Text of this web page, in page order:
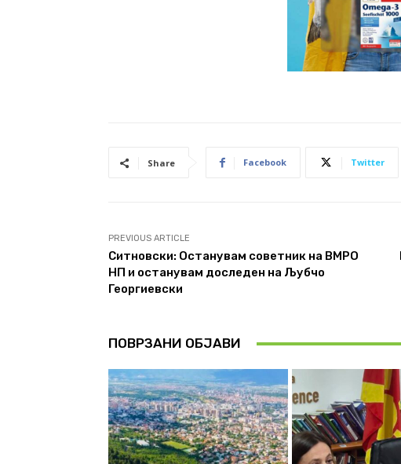
Share Facebook Twitter
PREVIOUS ARTICLE
Ситновски: Останувам советник на ВМРО
НП и останувам доследен на Љубчо
Георгиевски
ПОВРЗАНИ ОБЈАВИ